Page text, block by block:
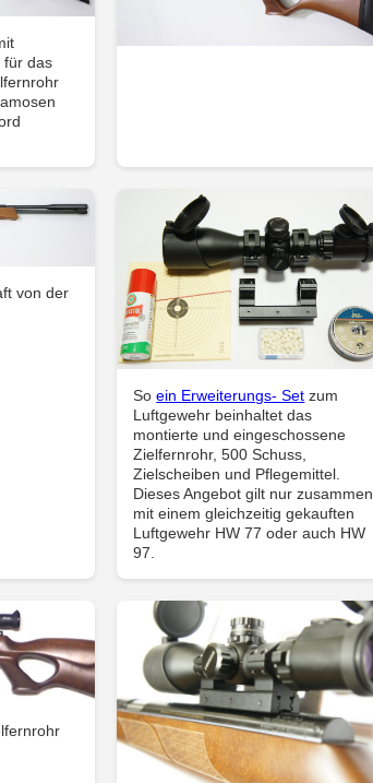
für das
von der
Soein Erweiterungs- Set zum
Luftgewehr beinhaltet das
montierte und eingeschossene
Zielfernrohr, 500 Schuss,
Zielscheiben und Pflegemittel.
Dieses Angebot gilt nur zusammen
mit einem gleichzeitig gekauften
Luftgewehr HW 77 oder auch HW
97.